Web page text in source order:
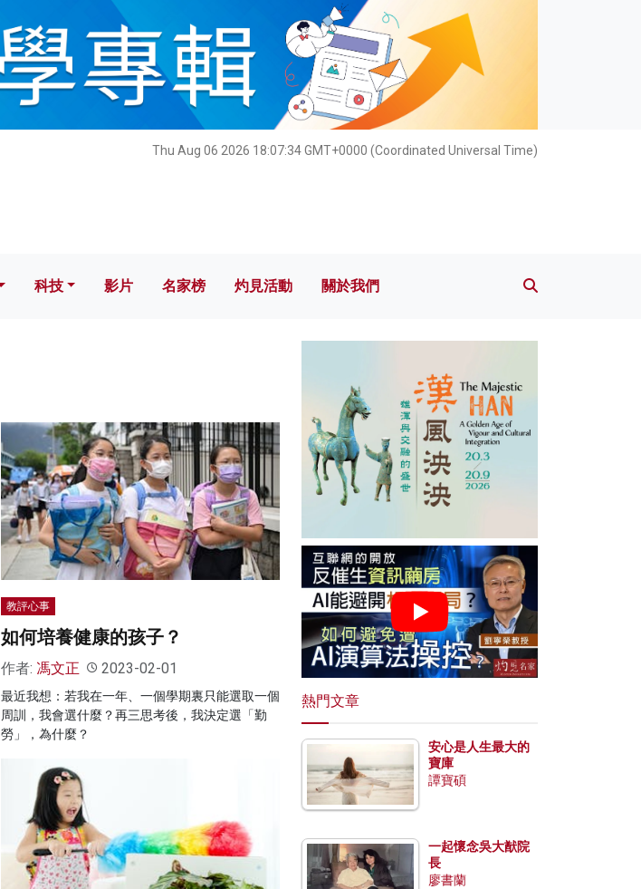
Thu Aug 06 2026 18:07:35 GMT+0000 (Coordinated Universal Time)
科技 影片 名家榜 灼見活動 關於我們
科技 影片 名家榜 灼見活動 關於我們
教評心事
如何培養健康的孩子？
作者: 馮文正 2023-02-01
最近我想：若我在一年、一個學期裏只能選取一個
周訓，我會選什麼？再三思考後，我決定選「勤
勞」，為什麼？
熱門文章
安心是人生最大的
寶庫
譚寶碩
一起懷念吳大猷院
長
廖書蘭